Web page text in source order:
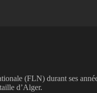
(FLN) durant ses
d’Alger.